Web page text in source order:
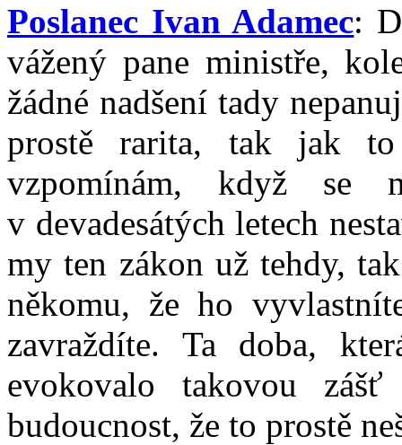
Poslanec Ivan Adamec:
vážený pane ministře,
žádné nadšení tady
prostě rarita, tak jak
vzpomínám, když se
v devadesátých letech
my ten zákon už tehdy,
někomu, že ho
zavraždíte. Ta doba,
evokovalo takovou
budoucnost, že to prostě